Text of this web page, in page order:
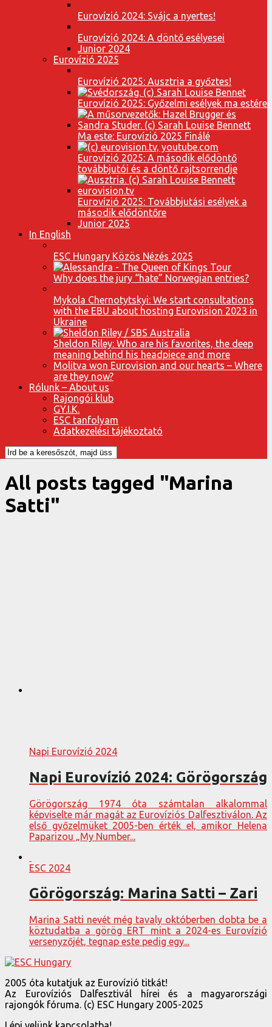
Eurovízió 2024: Svájc a nyertes!
Eurovízió 2024: A döntő esélyesei
Junior 2024
Eurovízió 2025
Eurovízió 2025: Ausztria a győztes!
Eurovízió 2025: Győzelmi esélyek ma estére
Ma este: Eurovízió 2025 Finálé
Eurovízió 2025: A második elődöntő
továbbjutói és a döntő rajtsorrendje
Eurovízió 2025: Továbbjutási esélyek a
második elődöntőre
Junior 2025
In English
ESC Hungary Közös Nézés 2025
Why does the jury “hate” Norwegian entries?
Mykola Chernotytskyi: We start consultations
with the EBU about hosting Eurovision 2023 in
Ukraine
Sheldon Riley: Who are his favorites, the deep
meaning behind his headpiece and more
Molitva won Eurovision and our hearts – Where
are they now?
Rólunk – About us
Rajongói klub
GY.I.K.
ESC tanfolyam
Adatkezelési tájékoztató
All posts tagged "Marina
Satti"
Napi Eurovízió 2024
Napi Eurovízió 2024: Görögország
Görögország 1974 óta számtalan alkalommal
képviselte már magát az Eurovíziós Dalfesztiválon. Az
első győzelmüket 2005-ben érték el, amikor Helena
Paparizou „My Number...
ESC 2024
Görögország: Marina Satti – Zari
Marina Satti nevét még tavaly októberben dobta be a
köztudatba a görög ERT mint a 2024-es Eurovízió
versenyzőjét, tegnap este pedig egy...
2005 óta kutatjuk az Eurovízió titkát!
Az Eurovíziós Dalfesztivál hírei és a magyarországi
rajongók fóruma. (c) ESC Hungary 2005-2025